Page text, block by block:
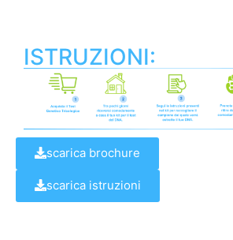
ISTRUZIONI:
scarica brochure
scarica istruzioni